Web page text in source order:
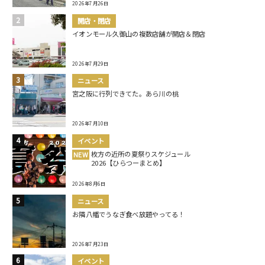
2026年7月26日
開店・閉店
イオンモール久御山の複数店舗が開店＆閉店
2026年7月29日
ニュース
宮之阪に行列できてた。あら川の桃
2026年7月10日
イベント
NEW 枚方の近所の夏祭りスケジュール
2026【ひらつーまとめ】
2026年8月6日
ニュース
お隣八幡でうなぎ食べ放題やってる！
2026年7月23日
イベント